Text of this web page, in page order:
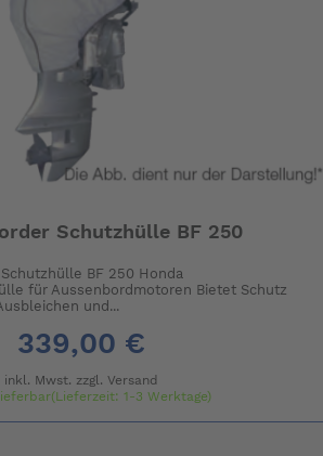
Schutzhülle BF 250
BF 250 Honda
für Aussenbordmotoren Bietet Schutz
und...
339,00 €
inkl. Mwst. zzgl. Versand
1-3 Werktage)